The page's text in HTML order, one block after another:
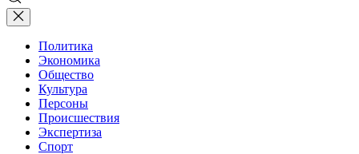
Политика
Экономика
Общество
Культура
Персоны
Происшествия
Экспертиза
Спорт